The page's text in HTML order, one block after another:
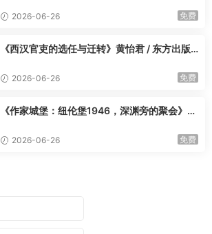
2026-06-26 免费
《西汉官吏的选任与迁转》黄怡君 / 东方出版
2026-06-26 免费
《作家城堡：纽伦堡1946，深渊旁的聚会》
25-92026-06-26 免费